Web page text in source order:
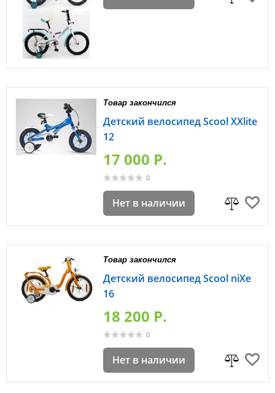
Товар закончился
Детский велосипед Scool XXlite
12
17 000 P.
0
Нет в наличии
Товар закончился
Детский велосипед Scool niXe
16
18 200 P.
0
Нет в наличии